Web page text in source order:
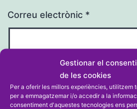
Gestionar el
de les cookies
Per a oferir les millors experiències, utilitzem
per a emmagatzemar i/o accedir a la
consentiment d'aquestes tecnologies ens
Correu electrònic *